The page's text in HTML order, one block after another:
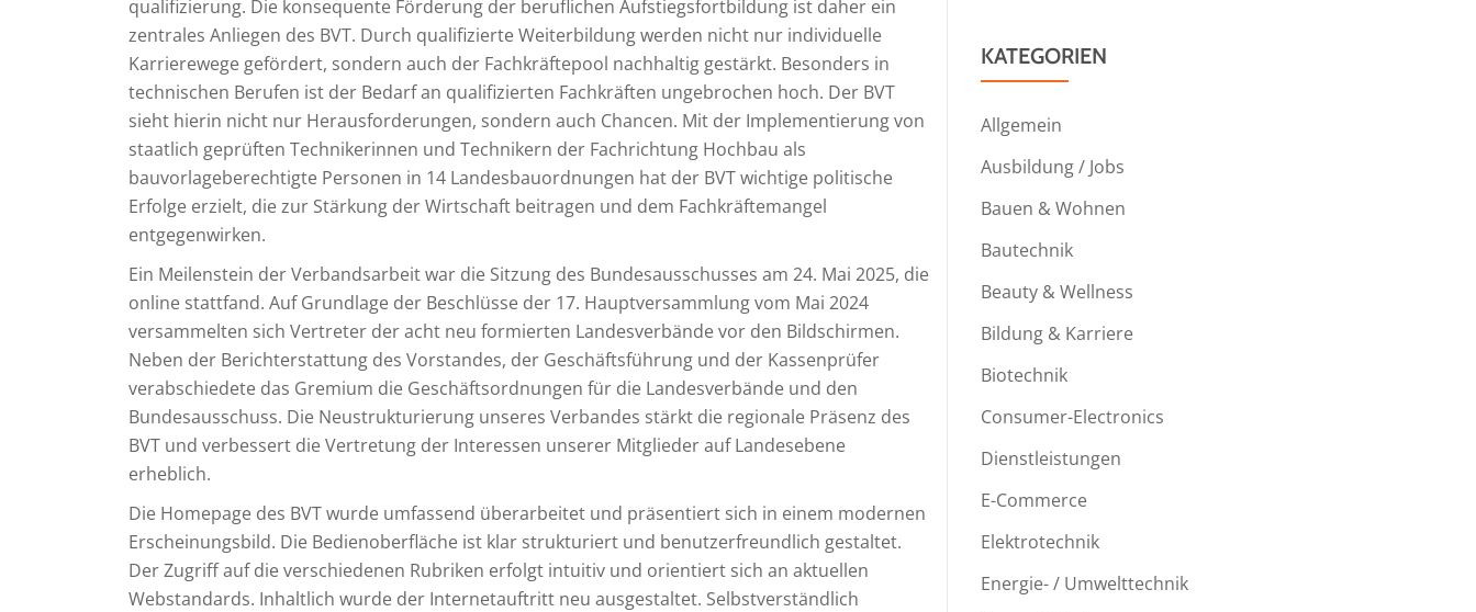
qualifizierung. Die konsequente Förderung der beruflichen Aufstiegsfortbildung ist daher ein
zentrales Anliegen des BVT. Durch qualifizierte Weiterbildung werden nicht nur individuelle
Karrierewege gefördert, sondern auch der Fachkräftepool nachhaltig gestärkt. Besonders in
technischen Berufen ist der Bedarf an qualifizierten Fachkräften ungebrochen hoch. Der BVT
sieht hierin nicht nur Herausforderungen, sondern auch Chancen. Mit der Implementierung von
staatlich geprüften Technikerinnen und Technikern der Fachrichtung Hochbau als
bauvorlageberechtigte Personen in 14 Landesbauordnungen hat der BVT wichtige politische
Erfolge erzielt, die zur Stärkung der Wirtschaft beitragen und dem Fachkräftemangel
entgegenwirken.
Ein Meilenstein der Verbandsarbeit war die Sitzung des Bundesausschusses am 24. Mai 2025, die
online stattfand. Auf Grundlage der Beschlüsse der 17. Hauptversammlung vom Mai 2024
versammelten sich Vertreter der acht neu formierten Landesverbände vor den Bildschirmen.
Neben der Berichterstattung des Vorstandes, der Geschäftsführung und der Kassenprüfer
verabschiedete das Gremium die Geschäftsordnungen für die Landesverbände und den
Bundesausschuss. Die Neustrukturierung unseres Verbandes stärkt die regionale Präsenz des
BVT und verbessert die Vertretung der Interessen unserer Mitglieder auf Landesebene
erheblich.
Die Homepage des BVT wurde umfassend überarbeitet und präsentiert sich in einem modernen
Erscheinungsbild. Die Bedienoberfläche ist klar strukturiert und benutzerfreundlich gestaltet.
Der Zugriff auf die verschiedenen Rubriken erfolgt intuitiv und orientiert sich an aktuellen
Webstandards. Inhaltlich wurde der Internetauftritt neu ausgestaltet. Selbstverständlich
KATEGORIEN
Allgemein
Ausbildung / Jobs
Bauen & Wohnen
Bautechnik
Beauty & Wellness
Bildung & Karriere
Biotechnik
Consumer-Electronics
Dienstleistungen
E-Commerce
Elektrotechnik
Energie- / Umwelttechnik